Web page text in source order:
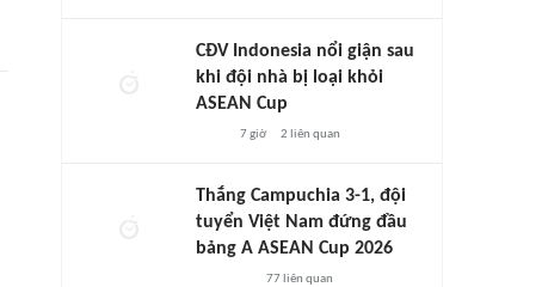
CĐV Indonesia nổi giận sau
khi đội nhà bị loại khỏi
ASEAN Cup
7 giờ 2 liên quan
Thắng Campuchia 3-1, đội
tuyển Việt Nam đứng đầu
bảng A ASEAN Cup 2026
77liên quan